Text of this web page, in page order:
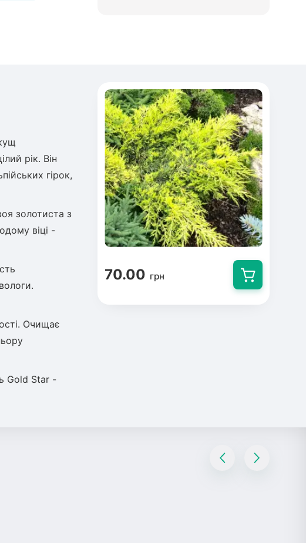
рік. Він
гірок,
золотиста з
віці -
Очищає
Gold Star -
70.00 грн